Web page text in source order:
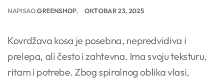
NAPISAOGREENSHOP OKTOBAR 23, 2025
Kovrdžava kosa je posebna, nepredvidiva i
prelepa, ali često i zahtevna. Ima svoju teksturu,
ritam i potrebe. Zbog spiralnog oblika vlasi,